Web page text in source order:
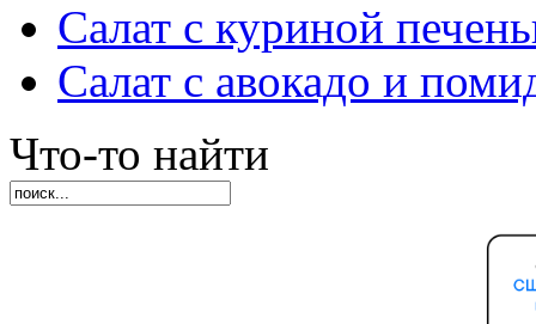
Салат с куриной
Салат с авокадо и
Что-то найти